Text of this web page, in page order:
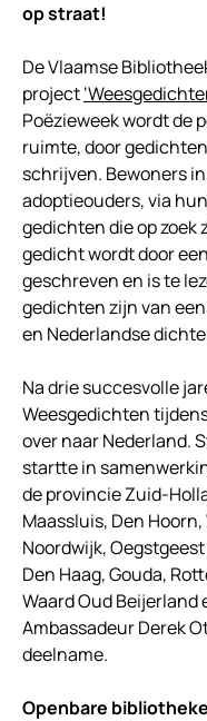
op straat!
De Vlaamse
project
Poëzieweek wordt de
ruimte, door
schrijven. Bewoners
adoptieouders, via
gedichten die op zoek
gedicht wordt door
geschreven en is te
gedichten zijn van
en Nederlandse
Na drie succesvolle
Weesgedichten
over naar Nederland.
startte in
de provincie Zuid-
Maassluis, Den
Noordwijk,
Den Haag, Gouda,
Waard Oud
Ambassadeur Derek
deelname.
Openbare